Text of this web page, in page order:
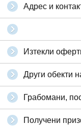
Адрес и
Изтекли
Други обекти
Грабомани,
Получени